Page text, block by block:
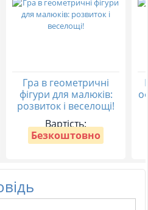
Гра в геометричні
фігури для малюків:
розвиток і веселощі!
Вартість:
Безкоштовно